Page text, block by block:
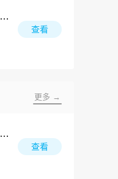
老爹冰淇淋店官方版
查看
更多 →
部落冲突国际服最新版
查看